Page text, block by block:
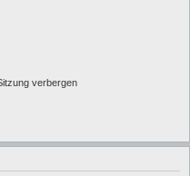
verbergen